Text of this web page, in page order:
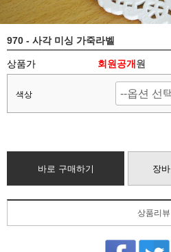
970 - 사각 미싱 가죽라벨
상품가 회원공개 원
색상
바로 구매하기 장
상품리뷰